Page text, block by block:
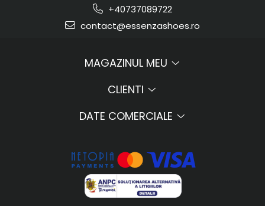
+40737089722
contact@essenzashoes.ro
MAGAZINUL MEU
CLIENTI
DATE COMERCIALE